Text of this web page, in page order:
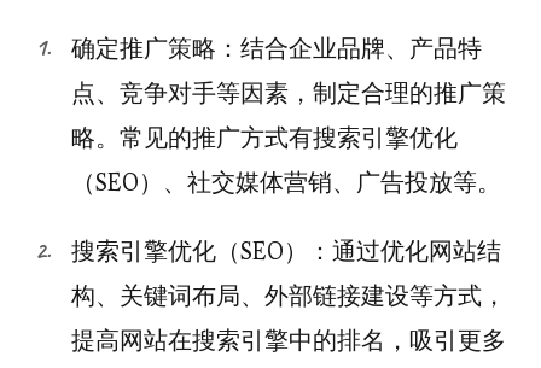
确定推广策略：结合企业品牌、产品特
点、竞争对手等因素，制定合理的推广策
略。常见的推广方式有搜索引擎优化
（SEO）、社交媒体营销、广告投放等。
搜索引擎优化（SEO）：通过优化网站结
构、关键词布局、外部链接建设等方式，
提高网站在搜索引擎中的排名，吸引更多